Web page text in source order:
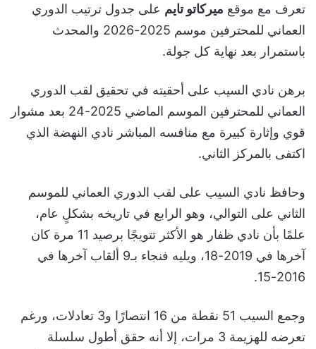
تعرف مع موقع ميركاتو تايم على جدول ترتيب الدوري
العماني للمحترفين موسم 2025-2026 والمحدث
باستمرار بعد نهاية كل جولة.
برهن نادي السيب على أحقيته في تحقيق لقب الدوري
العماني للمحترفين الموسم الماضي 2025-24 بعد مشوار
قوي وإثارة كبيرة مع منافسه المباشر نادي النهضة الذي
اكتفى بالمركز الثاني.
وحافظ نادي السيب على لقب الدوري العماني للموسم
الثاني على التوالي، وهو الرابع في تاريخه بشكلٍ عام،
علمًا بأن نادي ظفار هو الأكثر تتويجًا برصيد 11 مرة كان
آخرها في 2019-18، ويليه فنجاء بـ9 ألقاب آخرها في
2016-15.
وجمع السيب 51 نقطة من 16 انتصارًا و3 تعادلات، ورغم
تعرضه للهزيمة 3 مرات، إلا أنه حقق أطول سلسلة